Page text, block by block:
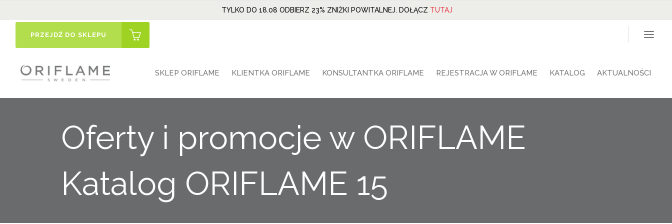
TYLKO DO 18.08 ODBIERZ 23% ZNIŻKI POWITALNEJ. DOŁĄCZ TUTAJ
PRZEJDŹ DO SKLEPU
SKLEP ORIFLAME KLIENTKA ORIFLAME KONSULTANTKA ORIFLAME REJESTRACJA W ORIFLAME KATALOG AKTUALNOŚCI
Oferty i promocje w ORIFLAME
Katalog ORIFLAME 15